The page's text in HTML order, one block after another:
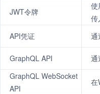
JWT令牌
使
传
API凭证
通
GraphQL API
通
GraphQL WebSocket
API
在